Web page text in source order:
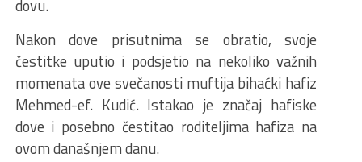
dovu.
Nakon dove prisutnima se obratio, svoje
čestitke uputio i podsjetio na nekoliko važnih
momenata ove svečanosti muftija bihaćki hafiz
Mehmed-ef. Kudić. Istakao je značaj hafiske
dove i posebno čestitao roditeljima hafiza na
ovom današnjem danu.